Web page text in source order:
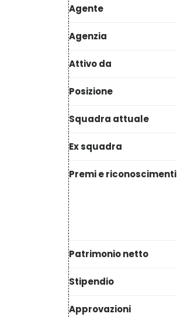
Agente
Agenzia
Attivo da
Posizione
Squadra attuale
Ex squadra
Premi e riconoscimenti
Patrimonio netto
Stipendio
Approvazioni